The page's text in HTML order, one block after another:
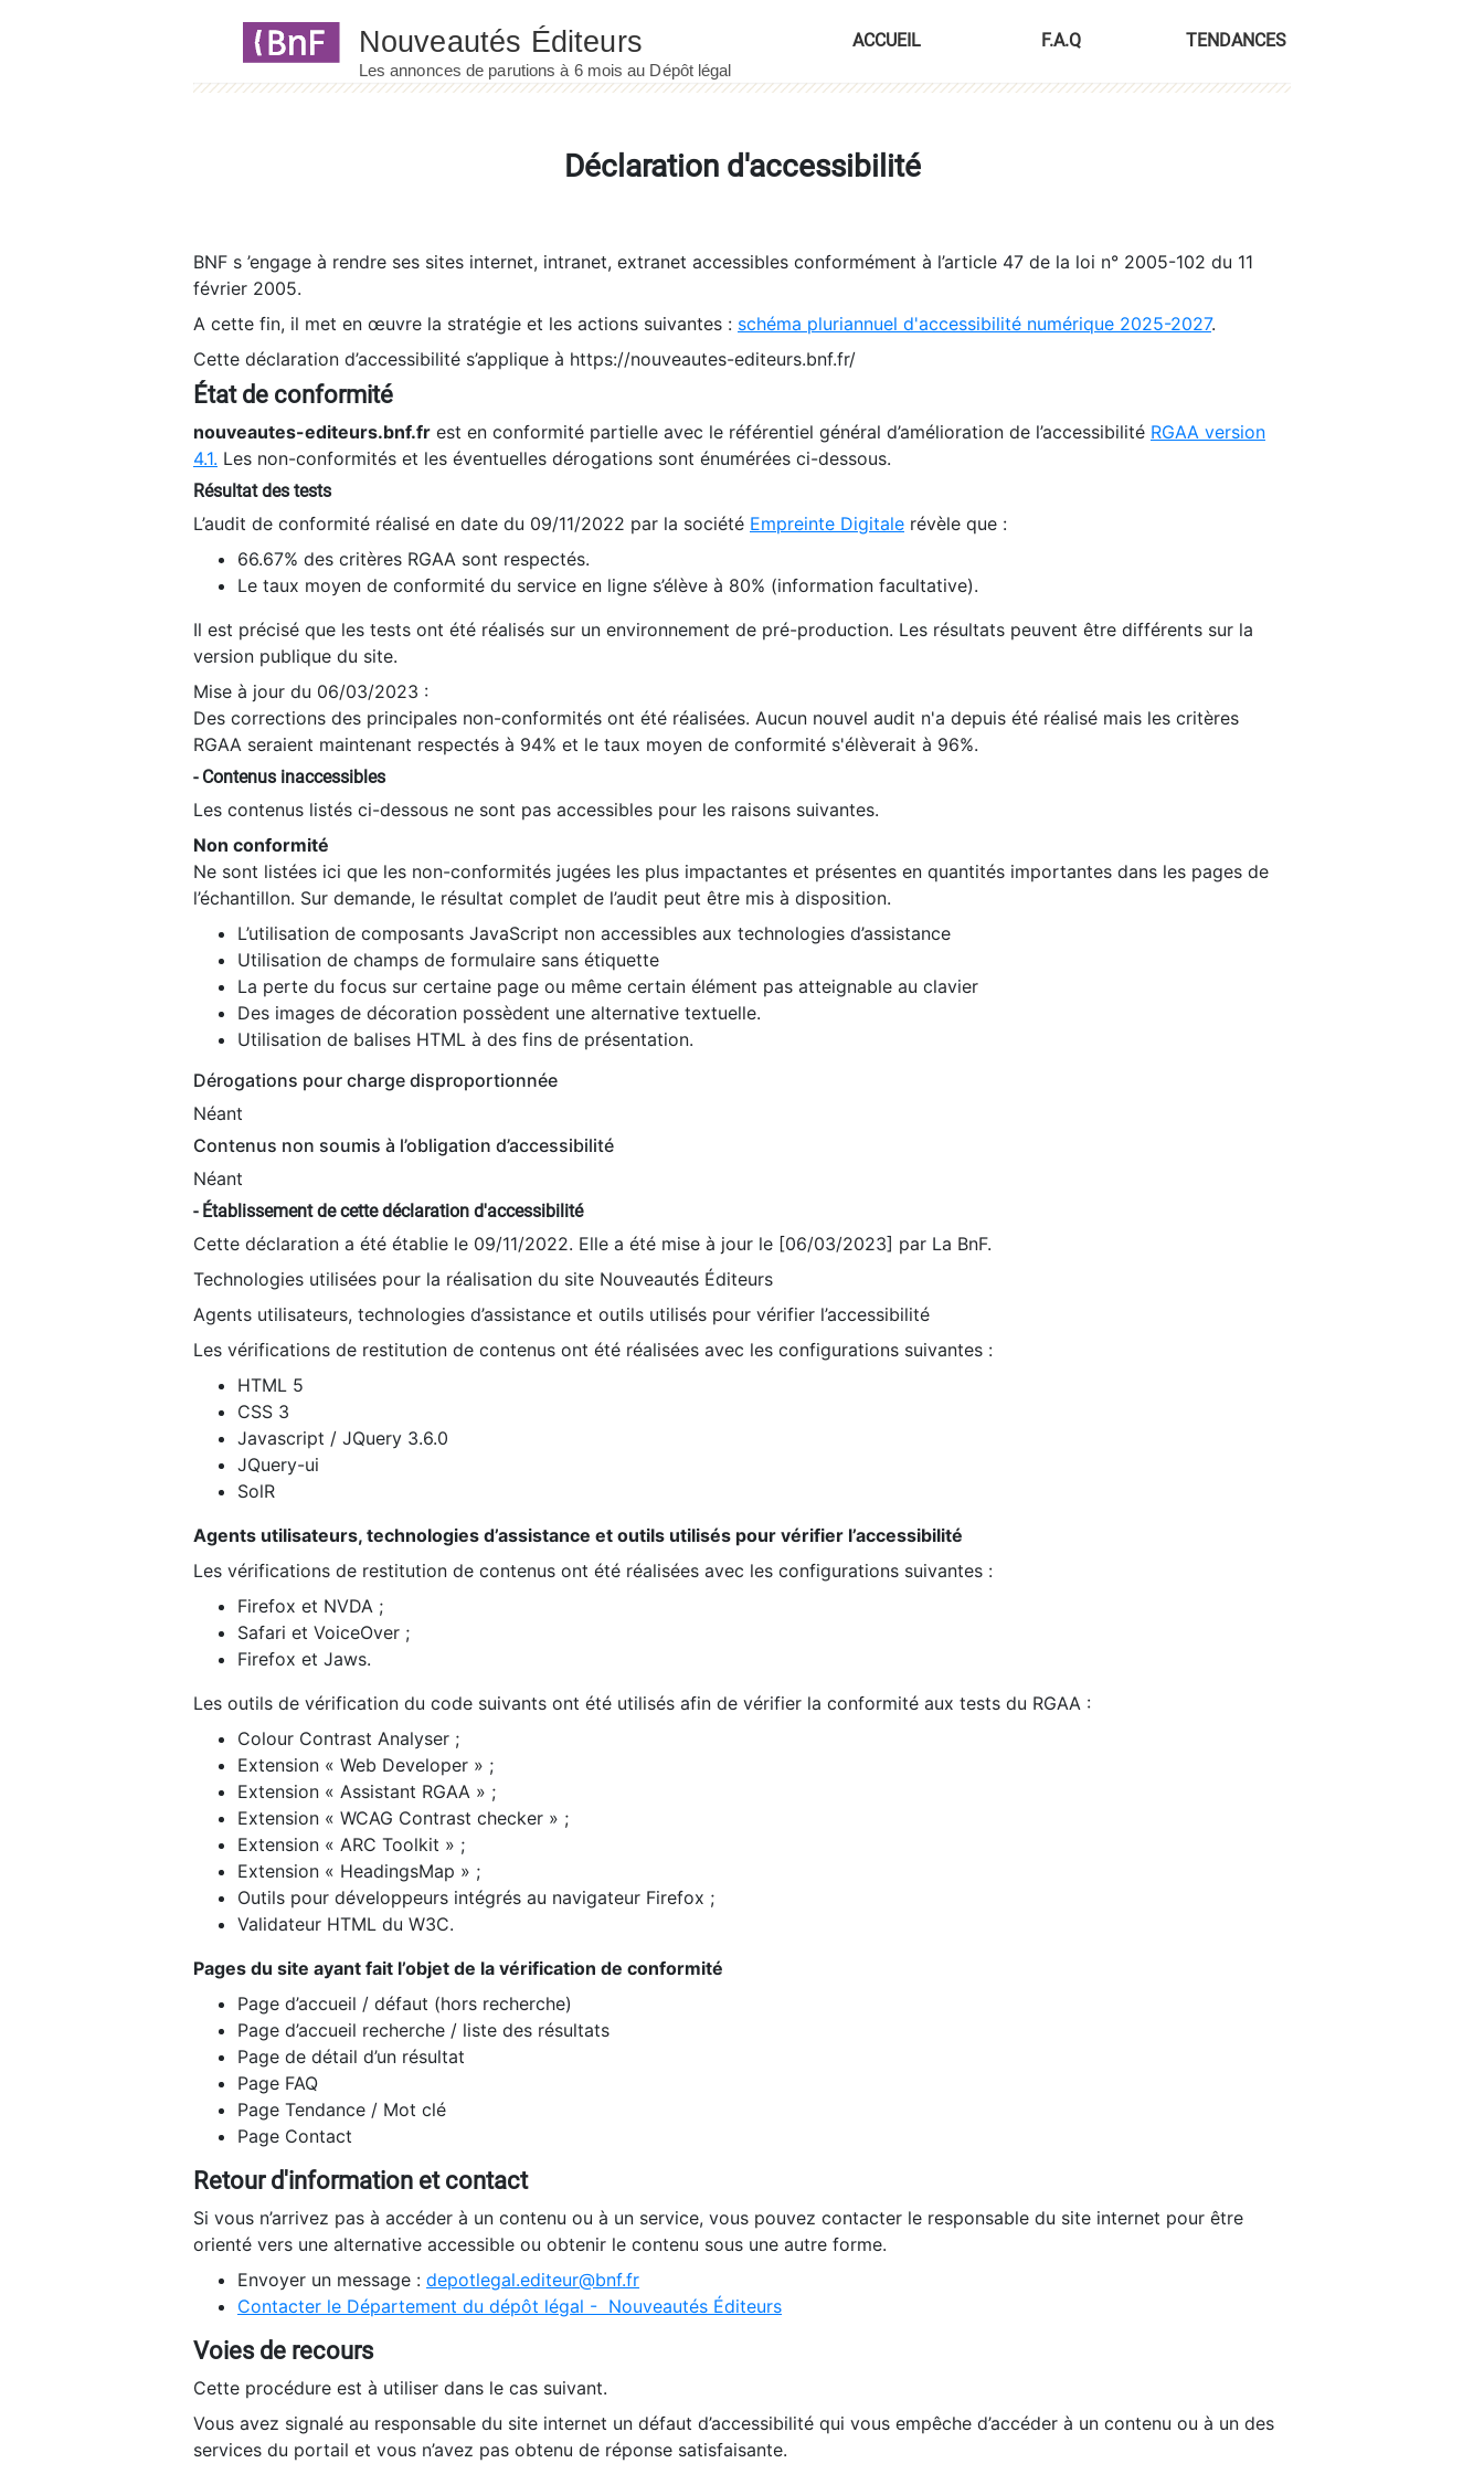
ACCUEIL F.A.Q TENDANCES
Déclaration d'accessibilité
BNF s ’engage à rendre ses sites internet, intranet, extranet accessibles conformément à l’article 47 de la loi n° 2005-102 du 11
février 2005.
A cette fin, il met en œuvre la stratégie et les actions suivantes : schéma pluriannuel d'accessibilité numérique 2025-2027.
Cette déclaration d’accessibilité s’applique à https://nouveautes-editeurs.bnf.fr/
État de conformité
nouveautes-editeurs.bnf.fr est en conformité partielle avec le référentiel général d’amélioration de l’accessibilité RGAA version
4.1. Les non-conformités et les éventuelles dérogations sont énumérées ci-dessous.
Résultat des tests
L’audit de conformité réalisé en date du 09/11/2022 par la société Empreinte Digitale révèle que :
66.67% des critères RGAA sont respectés.
Le taux moyen de conformité du service en ligne s’élève à 80% (information facultative).
Il est précisé que les tests ont été réalisés sur un environnement de pré-production. Les résultats peuvent être différents sur la
version publique du site.
Mise à jour du 06/03/2023 :
Des corrections des principales non-conformités ont été réalisées. Aucun nouvel audit n'a depuis été réalisé mais les critères
RGAA seraient maintenant respectés à 94% et le taux moyen de conformité s'élèverait à 96%.
- Contenus inaccessibles
Les contenus listés ci-dessous ne sont pas accessibles pour les raisons suivantes.
Non conformité
Ne sont listées ici que les non-conformités jugées les plus impactantes et présentes en quantités importantes dans les pages de
l’échantillon. Sur demande, le résultat complet de l’audit peut être mis à disposition.
L’utilisation de composants JavaScript non accessibles aux technologies d’assistance
Utilisation de champs de formulaire sans étiquette
La perte du focus sur certaine page ou même certain élément pas atteignable au clavier
Des images de décoration possèdent une alternative textuelle.
Utilisation de balises HTML à des fins de présentation.
Dérogations pour charge disproportionnée
Néant
Contenus non soumis à l’obligation d’accessibilité
Néant
- Établissement de cette déclaration d'accessibilité
Cette déclaration a été établie le 09/11/2022. Elle a été mise à jour le [06/03/2023] par La BnF.
Technologies utilisées pour la réalisation du site Nouveautés Éditeurs
Agents utilisateurs, technologies d’assistance et outils utilisés pour vérifier l’accessibilité
Les vérifications de restitution de contenus ont été réalisées avec les configurations suivantes :
HTML 5
CSS 3
Javascript / JQuery 3.6.0
JQuery-ui
SolR
Agents utilisateurs, technologies d’assistance et outils utilisés pour vérifier l’accessibilité
Les vérifications de restitution de contenus ont été réalisées avec les configurations suivantes :
Firefox et NVDA ;
Safari et VoiceOver ;
Firefox et Jaws.
Les outils de vérification du code suivants ont été utilisés afin de vérifier la conformité aux tests du RGAA :
Colour Contrast Analyser ;
Extension « Web Developer » ;
Extension « Assistant RGAA » ;
Extension « WCAG Contrast checker » ;
Extension « ARC Toolkit » ;
Extension « HeadingsMap » ;
Outils pour développeurs intégrés au navigateur Firefox ;
Validateur HTML du W3C.
Pages du site ayant fait l’objet de la vérification de conformité
Page d’accueil / défaut (hors recherche)
Page d’accueil recherche / liste des résultats
Page de détail d’un résultat
Page FAQ
Page Tendance / Mot clé
Page Contact
Retour d'information et contact
Si vous n’arrivez pas à accéder à un contenu ou à un service, vous pouvez contacter le responsable du site internet pour être
orienté vers une alternative accessible ou obtenir le contenu sous une autre forme.
Envoyer un message : depotlegal.editeur@bnf.fr
Contacter le Département du dépôt légal - Nouveautés Éditeurs
Voies de recours
Cette procédure est à utiliser dans le cas suivant.
Vous avez signalé au responsable du site internet un défaut d’accessibilité qui vous empêche d’accéder à un contenu ou à un des
services du portail et vous n’avez pas obtenu de réponse satisfaisante.